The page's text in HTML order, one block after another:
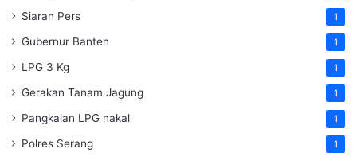
Siaran Pers 1
Gubernur Banten 1
LPG 3 Kg 1
Gerakan Tanam Jagung 1
Pangkalan LPG nakal 1
Polres Serang 1